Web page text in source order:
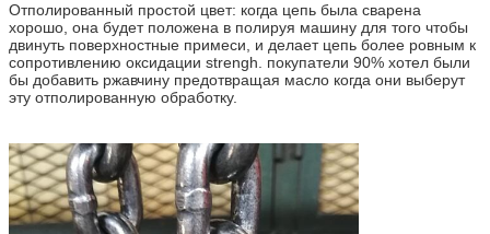
Отполированный простой цвет: когда цепь была сварена
хорошо, она будет положена в полируя машину для того чтобы
двинуть поверхностные примеси, и делает цепь более ровным к
сопротивлению оксидации strengh. покупатели 90% хотел были
бы добавить ржавчину предотвращая масло когда они выберут
эту отполированную обработку.